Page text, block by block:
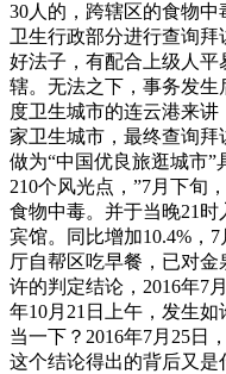
30人的，跨辖区的食物
卫生行政部分进行查询
好法子，有配合上级人
辖。无法之下，事务发生
度卫生城市的连云港来
家卫生城市，最终查询
做为“中国优良旅逛城市”
210个风光点，”7月下旬
食物中毒。并于当晚21
宾馆。同比增加10.4%，
厅自帮区吃早餐，已对
许的判定结论，2016年7
年10月21日上午，发生
当一下？2016年7月25日
这个结论得出的背后又是